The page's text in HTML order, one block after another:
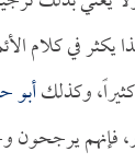
في كلام
كثيراً، وكذلكأبو
فإنهم